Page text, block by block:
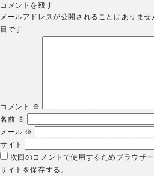
コメントを残す
メールアドレスが公開されることはありませ
目です
コメント ※
名前 ※
メール ※
サイト
次回のコメントで使用するためブラウザ
サイトを保存する。